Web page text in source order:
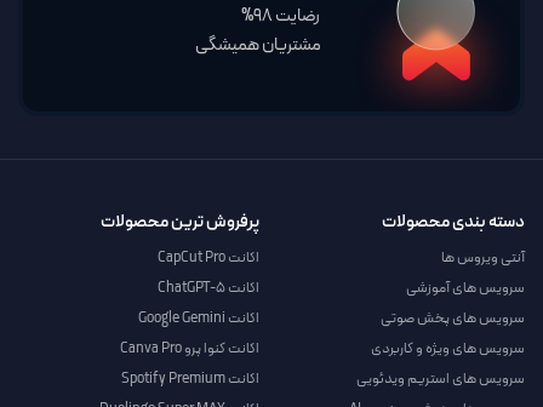
رضایت 98%
مشتریان همیشگی
دسته بندی محصولات
آنتی ویروس ها
سرویس های آموزشی
سرویس های پخش صوتی
سرویس های ویژه و کاربردی
سرویس های استریم ویدئویی
پرفروش ترین محصولات
اکانت CapCut Pro
اکانت ChatGPT-5
اکانت Google Gemini
اکانت کنوا پرو Canva Pro
اکانت Spotify Premium